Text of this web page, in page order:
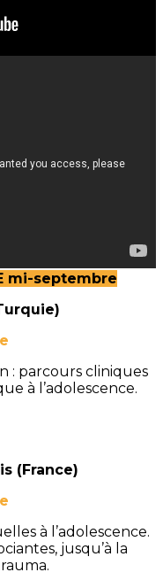
mi-septembre
: parcours cliniques
à l’adolescence.
(France)
à l’adolescence.
jusqu’à la